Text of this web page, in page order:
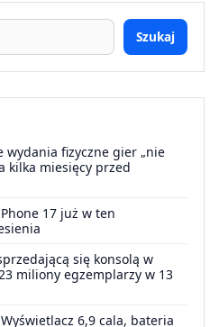
Szukaj
wydania fizyczne gier „nie
kilka miesięcy przed
17 już w ten
się konsolą w
miliony egzemplarzy w 13
6,9 cala, bateria